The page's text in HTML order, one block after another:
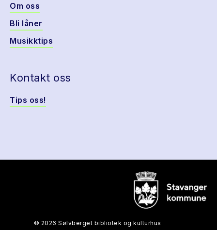
Om oss
Bli låner
Musikktips
Kontakt oss
Tips oss!
© 2026 Sølvberget bibliotek og kulturhus